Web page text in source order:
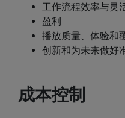
工作流程效率与灵
盈利
播放质量、体验和
创新和为未来做好
成本控制